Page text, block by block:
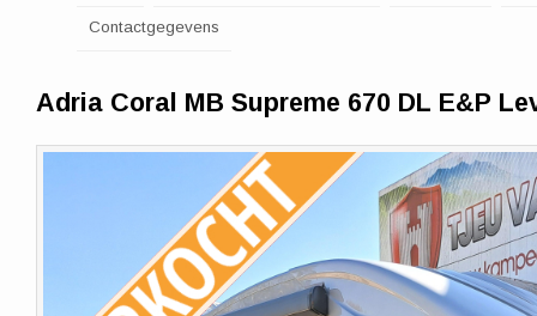
Contactgegevens
Adria Coral MB Supreme 670 DL E&P